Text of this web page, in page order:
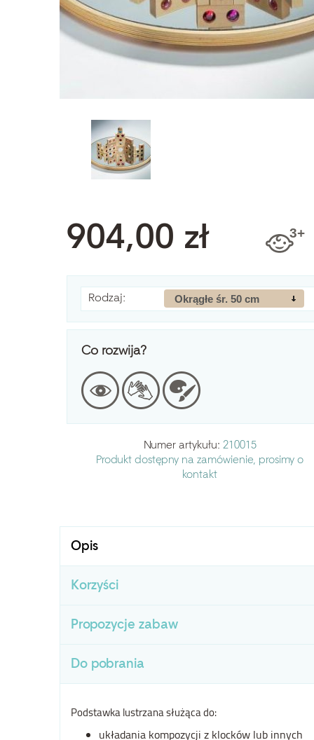
904,00 zł
Rodzaj: Okrągłe śr. 50 cm
Co rozwija?
Numer artykułu: 210015
Produkt dostępny na zamówienie, prosimy o
kontakt
Opis
Korzyści
Propozycje zabaw
Do pobrania
Podstawka lustrzana służąca do:
układania kompozycji z klocków lub innych